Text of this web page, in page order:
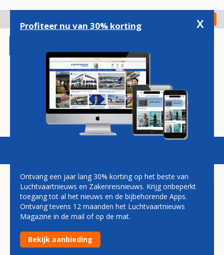
gaan
Check in
Magazine Podcasts Vacatures
LUFTHANSA CARGO OPENT
ROUTE BRUSSEL - NEW YORK
30 maart 2004 - 2:00
Profiteer nu van 30% korting x
Ontvang een jaar lang 30% korting op het beste van
Luchtvaartnieuws en Zakenreisnieuws. Krijg onbeperkt
toegang tot al het nieuws en de bijbehorende Apps.
Ontvang tevens 12 maanden het Luchtvaartnieuws
Magazine in de mail of op de mat.
Bekijk aanbieding